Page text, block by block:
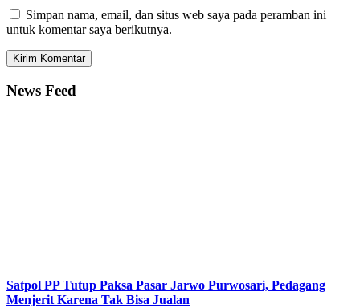
Simpan nama, email, dan situs web saya pada peramban ini
untuk komentar saya berikutnya.
News Feed
Satpol PP Tutup Paksa Pasar Jarwo Purwosari, Pedagang
Menjerit Karena Tak Bisa Jualan